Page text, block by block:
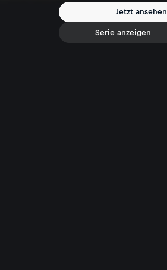
Jetzt ansehen
Serie anzeigen